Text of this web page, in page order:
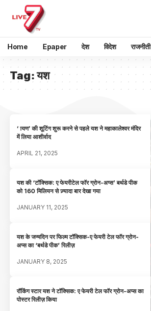
Home Epaper देश विदेश राजनीती
Tag:यश
‘ ायण’ की शूटिंग शुरू करने से पहले यश ने महाकालेश्वर मंदिर
में लिया आशीर्वाद
APRIL 21, 2025
यश की ‘टॉक्सिक: ए फेयरीटेल फॉर ग्रोन-अप्स’ बर्थडे पीक
को 160 मिलियन से ज़्यादा बार देखा गया
JANUARY 11, 2025
यश के जन्मदिन पर फिल्म टॉक्सिक-ए फेयरी टेल फॉर ग्रोन-
अप्स का ‘बर्थडे पीक’ रिलीज़
JANUARY 8, 2025
रॉकिंग स्टार यश ने टॉक्सिक: ए फेयरी टेल फॉर ग्रोन-अप्स का
पोस्टर रिलीज़ किया